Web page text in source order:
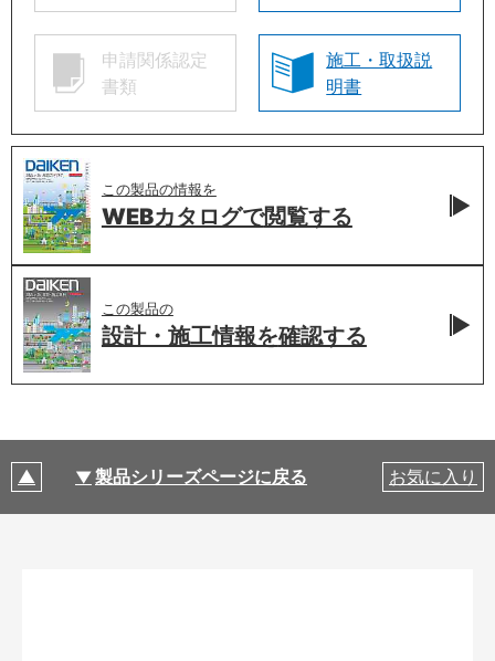
申請関係認定
書類
施工・取扱説
明書
この製品の情報を
WEBカタログで閲覧する
この製品の
設計・施工情報を確認する
製品シリーズページに戻る お気に入り